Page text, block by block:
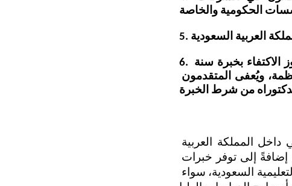
6. امتلاك خبرة لا تقل عن ثلاث سنوات في مجال الاستشارات القانونية، ويجوز الاكتفاء بخبرة سنة